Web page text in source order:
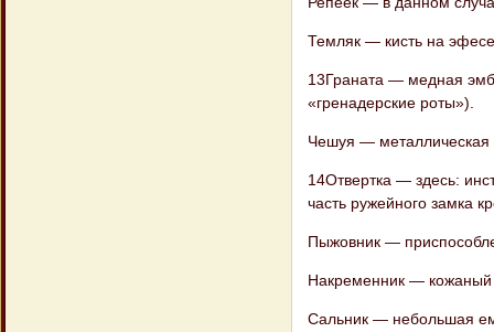
Темляк — кисть на
13Граната — медная
«гренадерские роты»).
Чешуя — металлическая
14Отвертка — здесь:
часть ружейного замка
Пыжовник —
Накременник —
Сальник — небольшая